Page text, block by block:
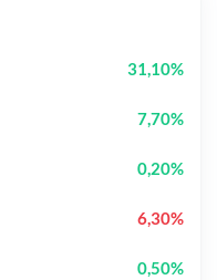
31,10%
7,70%
0,20%
6,30%
0,50%